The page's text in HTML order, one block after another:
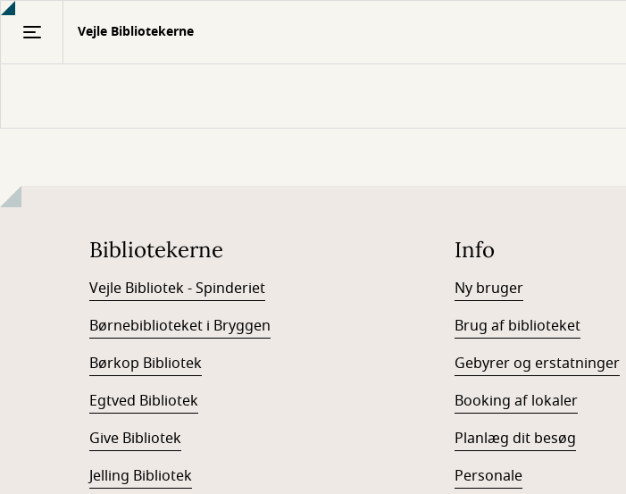
Gå
Vejle Bibliotekerne
Bibliotekerne
Vejle Bibliotek - Spinderiet
Børnebiblioteket i Bryggen
Børkop Bibliotek
Egtved Bibliotek
Give Bibliotek
Jelling Bibliotek
Info
Ny bruger
Brug af biblioteket
Gebyrer og erstatninger
Booking af lokaler
Planlæg dit besøg
Personale